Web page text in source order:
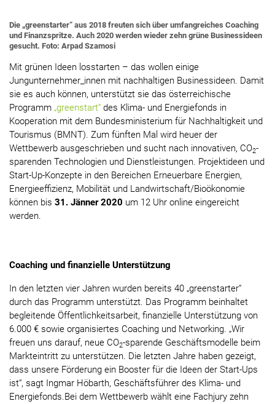
Die „greenstarter“ aus 2018 freuten sich über umfangreiches Coaching
und Finanzspritze. Auch 2020 werden wieder zehn grüne Businessideen
gesucht. Foto: Arpad Szamosi
Mit grünen Ideen losstarten – das wollen einige
Jungunternehmer_innen mit nachhaltigen Businessideen. Damit
sie es auch können, unterstützt sie das österreichische
Programm „greenstart“ des Klima- und Energiefonds in
Kooperation mit dem Bundesministerium für Nachhaltigkeit und
Tourismus (BMNT). Zum fünften Mal wird heuer der
Wettbewerb ausgeschrieben und sucht nach innovativen, CO2-
sparenden Technologien und Dienstleistungen. Projektideen und
Start-Up-Konzepte in den Bereichen Erneuerbare Energien,
Energieeffizienz, Mobilität und Landwirtschaft/Bioökonomie
können bis 31. Jänner 2020 um 12 Uhr online eingereicht
werden.
Coaching und finanzielle Unterstützung
In den letzten vier Jahren wurden bereits 40 „greenstarter“
durch das Programm unterstützt. Das Programm beinhaltet
begleitende Öffentlichkeitsarbeit, finanzielle Unterstützung von
6.000 € sowie organisiertes Coaching und Networking. „Wir
freuen uns darauf, neue CO2-sparende Geschäftsmodelle beim
Markteintritt zu unterstützen. Die letzten Jahre haben gezeigt,
dass unsere Förderung ein Booster für die Ideen der Start-Ups
ist“, sagt Ingmar Höbarth, Geschäftsführer des Klima- und
Energiefonds.Bei dem Wettbewerb wählt eine Fachjury zehn